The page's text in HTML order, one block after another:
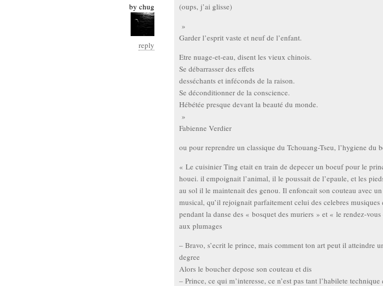
by chug
reply
(oups, j’ai glisse)
»
Garder l’esprit vaste et neuf de l’enfant.
Etre nuage-et-eau, disent les vieux chinois.
Se débarrasser des effets
desséchants et inféconds de la raison.
Se déconditionner de la conscience.
Hébétée presque devant la beauté du monde.
»
Fabienne Verdier
ou pour reprendre un classique du Tchouang-Tseu, l’hygiene du
« Le cuisinier Ting etait en train de depecer un boeuf pour le
houei. il empoignait l’animal, il le poussait de l’epaule, et les
au sol il le maintenait des genou. Il enfoncait son couteau avec
musical, qu’il rejoignait parfaitement celui des celebres musiques
pendant la danse des « bosquet des muriers » et « le rendez-vous
aux plumages
– Bravo, s’ecrit le prince, mais comment ton art peut il atteindre
degree
Alors le boucher depose son couteau et dis
– Prince, ce qui m’interesse, ce n’est pas tant l’habilete technique